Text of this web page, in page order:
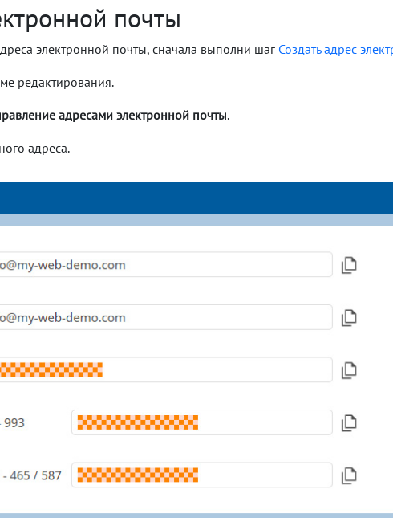
почты
электронной почты, сначала выполни шаг Создать адрес
редактирования.
адресами электронной почты.
адреса.